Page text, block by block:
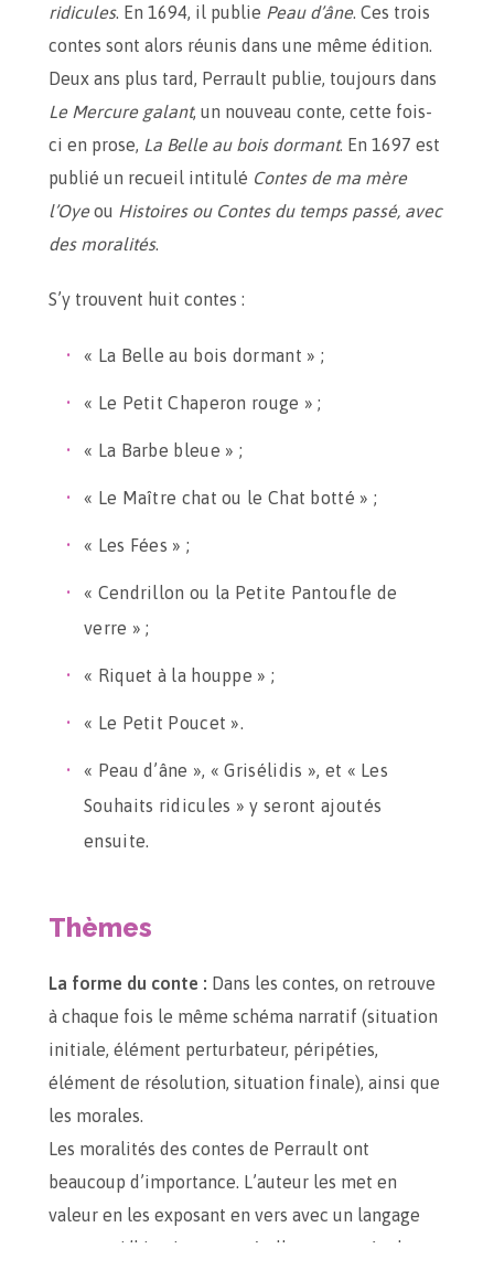
ridicules. En 1694, il publie Peau d’âne. Ces trois
contes sont alors réunis dans une même édition.
Deux ans plus tard, Perrault publie, toujours dans
Le Mercure galant, un nouveau conte, cette fois-
ci en prose, La Belle au bois dormant. En 1697 est
publié un recueil intitulé Contes de ma mère
l’Oyeou Histoires ou Contes du temps passé, avec
des moralités.
S’y trouvent huit contes :
« La Belle au bois dormant » ;
« Le Petit Chaperon rouge » ;
« La Barbe bleue » ;
« Le Maître chat ou le Chat botté » ;
« Les Fées » ;
« Cendrillon ou la Petite Pantoufle de
verre » ;
« Riquet à la houppe » ;
« Le Petit Poucet ».
« Peau d’âne », « Grisélidis », et « Les
Souhaits ridicules » y seront ajoutés
ensuite.
Thèmes
La forme du conte : Dans les contes, on retrouve
à chaque fois le même schéma narratif (situation
initiale, élément perturbateur, péripéties,
élément de résolution, situation finale), ainsi que
les morales.
Les moralités des contes de Perrault ont
beaucoup d’importance. L’auteur les met en
valeur en les exposant en vers avec un langage
soutenu. L’histoire, quant à elle, est contée dans